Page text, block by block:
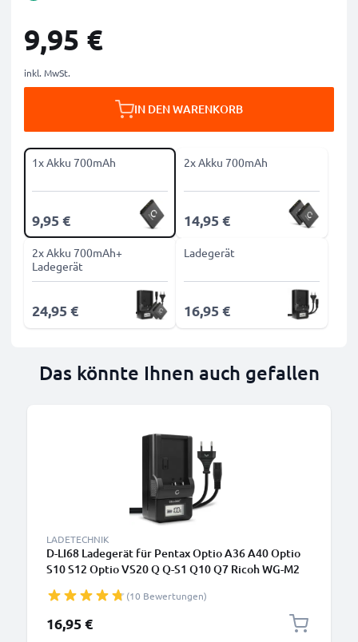
9,95 €
inkl. MwSt.
IN DEN WARENKORB
1x Akku 700mAh
9,95 €
2x Akku 700mAh
14,95 €
2x Akku 700mAh+
Ladegerät
24,95 €
Ladegerät
16,95 €
Das könnte Ihnen auch gefallen
LADETECHNIK
D-LI68 Ladegerät für Pentax Optio A36 A40 Optio
S10 S12 Optio VS20 Q Q-S1 Q10 Q7 Ricoh WG-M2
(10 Bewertungen)
16,95 €